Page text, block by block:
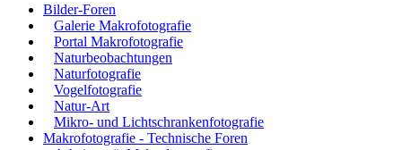
Bilder-Foren
Galerie Makrofotografie
Portal Makrofotografie
Naturbeobachtungen
Naturfotografie
Vogelfotografie
Natur-Art
Mikro- und Lichtschrankenfotografie
Makrofotografie - Technische Foren